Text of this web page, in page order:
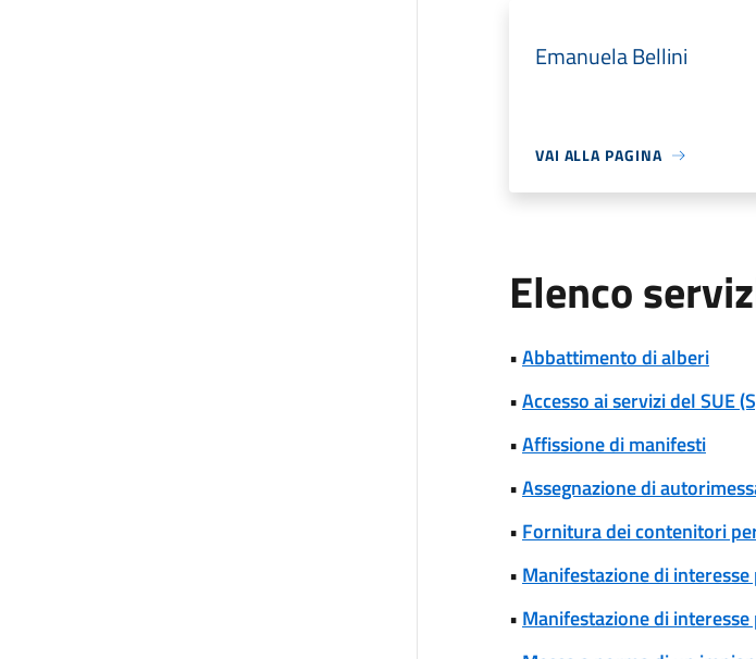
Emanuela Bellini
VAI ALLA PAGINA
Elenco
•Abbattimento di alberi
•Accesso ai servizi del SUE
•Affissione di manifesti
•Assegnazione di
• Fornitura dei contenitori
• Manifestazione di
• Manifestazione di